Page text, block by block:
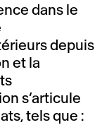
dans le
depuis
et la
s’articule
tels que :